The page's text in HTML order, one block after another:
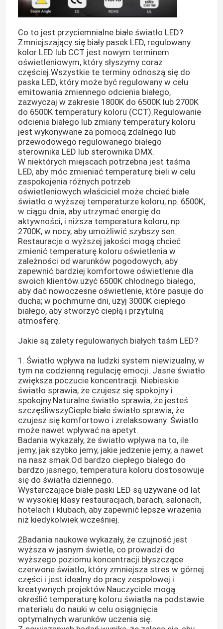
Dom
Produkty
Filmy
Co to jest przyciemnialne białe światło LED?
Zmniejszający się biały pasek LED, regulowany
kolor LED lub CCT jest nowym terminem
oświetleniowym, który słyszymy coraz
częściej.Wszystkie te terminy odnoszą się do
paska LED, który może być regulowany w celu
emitowania zmiennego odcienia białego,
zazwyczaj w zakresie 1800K do 6500K lub 2700K
do 6500K temperatury koloru (CCT).Regulowanie
odcienia białego lub zmiany temperatury koloru
jest wykonywane za pomocą zdalnego lub
przewodowego regulowanego białego
sterownika LED lub sterownika DMX.
W niektórych miejscach potrzebna jest taśma
LED, aby móc zmieniać temperaturę bieli w celu
zaspokojenia różnych potrzeb
oświetleniowych.właściciel może chcieć białe
światło o wyższej temperaturze koloru, np. 6500K,
w ciągu dnia, aby utrzymać energię do
aktywności, i niższa temperatura koloru, np.
2700K, w nocy, aby umożliwić szybszy sen.
Restauracje o wyższej jakości mogą chcieć
zmienić temperaturę koloru oświetlenia w
zależności od warunków pogodowych, aby
zapewnić bardziej komfortowe oświetlenie dla
swoich klientów.użyć 6500K chłodnego białego,
aby dać nowoczesne oświetlenie, które pasuje do
ducha; w pochmurne dni, użyj 3000K ciepłego
białego, aby stworzyć ciepłą i przytulną
atmosferę.
Jakie są zalety regulowanych białych taśm LED?
1. Światło wpływa na ludzki system niewizualny, w
tym na codzienną regulację emocji. Jasne światło
zwiększa poczucie koncentracji. Niebieskie
światło sprawia, że czujesz się spokojny i
spokojny.Naturalne światło sprawia, że jesteś
szczęśliwszyCiepłe białe światło sprawia, że
czujesz się komfortowo i zrelaksowany. Światło
może nawet wpływać na apetyt.
Badania wykazały, że światło wpływa na to, ile
jemy, jak szybko jemy, jakie jedzenie jemy, a nawet
na nasz smak.Od bardzo ciepłego białego do
bardzo jasnego, temperatura koloru dostosowuje
się do światła dziennego.
Wystarczające białe paski LED są używane od lat
w wysokiej klasy restauracjach, barach, salonach,
hotelach i klubach, aby zapewnić lepsze wrażenia
niż kiedykolwiek wcześniej.
2Badania naukowe wykazały, że czujność jest
wyższa w jasnym świetle, co prowadzi do
wyższego poziomu koncentracji.błyszczące
czerwone światło, który zmniejsza stres w górnej
części i jest idealny do pracy zespołowej i
kreatywnych projektów.Nauczyciele mogą
określić temperaturę koloru światła na podstawie
materiału do nauki w celu osiągnięcia
optymalnych warunków uczenia się.